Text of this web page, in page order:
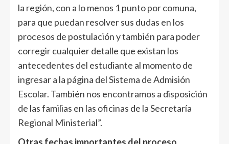
la región, con a lo menos 1 punto por comuna,
para que puedan resolver sus dudas en los
procesos de postulación y también para poder
corregir cualquier detalle que existan los
antecedentes del estudiante al momento de
ingresar a la página del Sistema de Admisión
Escolar. También nos encontramos a disposición
de las familias en las oficinas de la Secretaría
Regional Ministerial”.